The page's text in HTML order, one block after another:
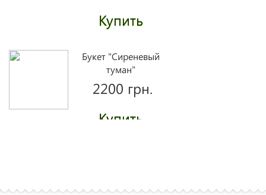
Купить
Букет "Сиреневый
туман"
2200 грн.
Купить